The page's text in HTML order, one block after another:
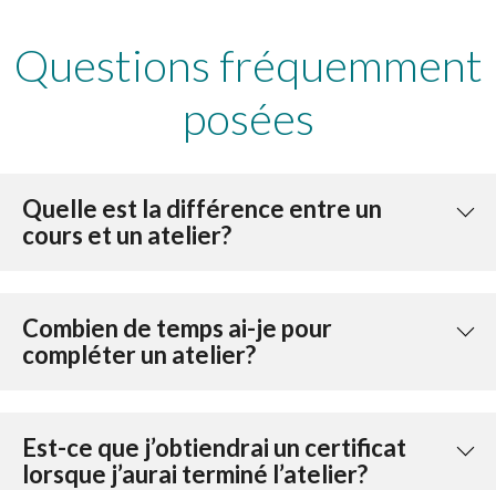
Questions fréquemment
posées
Quelle est la différence entre un
cours et un atelier?
Combien de temps ai-je pour
compléter un atelier?
Est-ce que j’obtiendrai un certificat
lorsque j’aurai terminé l’atelier?